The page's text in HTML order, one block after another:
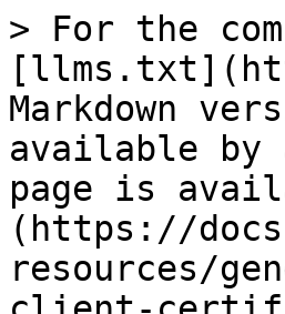
> For the
Markdown
available by
page is
(https://
resources/